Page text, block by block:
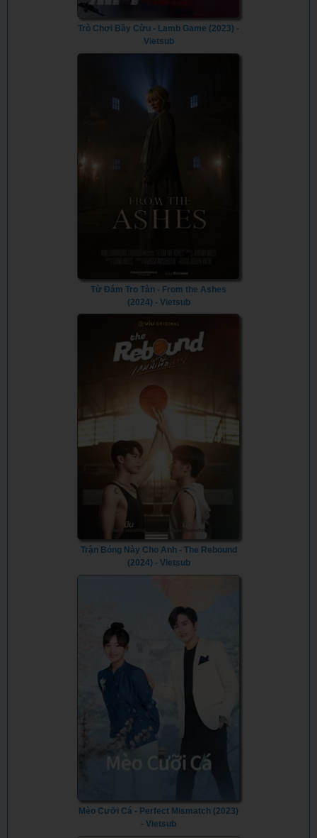
Trò Chơi Bầy Cừu - Lamb Game (2023) -
Vietsub
Từ Đám Tro Tàn - From the Ashes
(2024) - Vietsub
Trận Bóng Này Cho Anh - The Rebound
(2024) - Vietsub
Mèo Cưỡi Cá - Perfect Mismatch (2023)
- Vietsub